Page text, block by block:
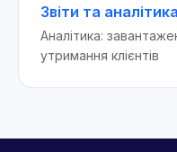
Звіти та аналітика
Аналітика:
утримання клієнтів